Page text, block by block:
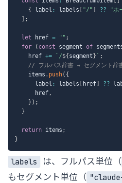
{
label : labels "/" ?? "ホ
;
let href = "" ;
for
( const segment of
    href
+= ` /${ segment } ` ;
// フルパス辞書 → セグメント辞
    items
. push( {
      label
: labels href ??
      href
,
} ) ;
}
return items ;
}
labels は、フルパス単位（
もセグメント単位（